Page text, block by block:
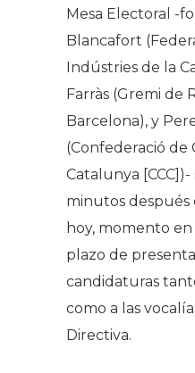
Mesa Electoral -
Blancafort
Indústries de la
Farràs (Gremi de
Barcelona), y
(Confederació de
Catalunya
minutos después
hoy, momento
plazo de
candidaturas
como a las
Directiva.